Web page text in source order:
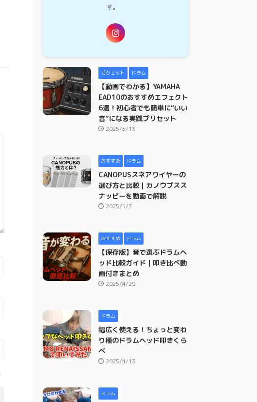
す。
ガジェット ドラム
【動画でわかる】YAMAHA
EAD10のおすすめエフェクト
6選！初心者でも簡単に“いい
音”になる実践プリセット
2025/5/13
おすすめ ドラム
CANOPUSスネアワイヤーの
選び方と比較｜カノウプスス
ナッピーを動画で解説
2025/5/3
おすすめ ドラム
【保存版】音で選ぶドラムヘ
ッド比較ガイド｜叩き比べ動
画付きまとめ
2025/4/29
ドラム
幅広く使える！ちょっと変わ
り種のドラムヘッド叩きくら
べ
2025/4/13
ドラム